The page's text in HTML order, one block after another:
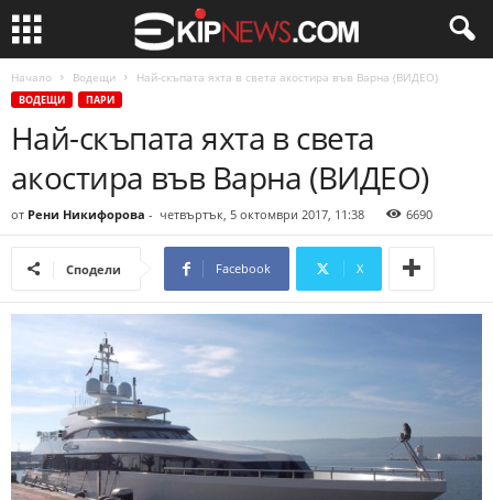
Начало Водещи Най-скъпата яхта в света акостира във Варна (ВИДЕО)
ВОДЕЩИ ПАРИ
Най-скъпата яхта в света
акостира във Варна (ВИДЕО)
от Рени Никифорова - четвъртък, 5 октомври 2017, 11:38 6690
Сподели Facebook X